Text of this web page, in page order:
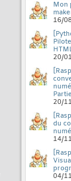
Mon
16/
20/
20/
du
14/
04/